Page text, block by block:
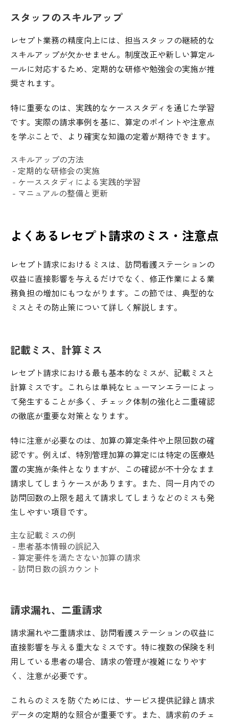
スタッフのスキルアップ
レセプト業務の精度向上には、担当スタッフの継続的な
スキルアップが欠かせません。制度改正や新しい算定ル
ールに対応するため、定期的な研修や勉強会の実施が推
奨されます。
特に重要なのは、実践的なケーススタディを通じた学習
です。実際の請求事例を基に、算定のポイントや注意点
を学ぶことで、より確実な知識の定着が期待できます。
スキルアップの方法
- 定期的な研修会の実施
- ケーススタディによる実践的学習
- マニュアルの整備と更新
よくあるレセプト請求のミス・注意点
レセプト請求におけるミスは、訪問看護ステーションの
収益に直接影響を与えるだけでなく、修正作業による業
務負担の増加にもつながります。この節では、典型的な
ミスとその防止策について詳しく解説します。
記載ミス、計算ミス
レセプト請求における最も基本的なミスが、記載ミスと
計算ミスです。これらは単純なヒューマンエラーによっ
て発生することが多く、チェック体制の強化と二重確認
の徹底が重要な対策となります。
特に注意が必要なのは、加算の算定条件や上限回数の確
認です。例えば、特別管理加算の算定には特定の医療処
置の実施が条件となりますが、この確認が不十分なまま
請求してしまうケースがあります。また、同一月内での
訪問回数の上限を超えて請求してしまうなどのミスも発
生しやすい項目です。
主な記載ミスの例
- 患者基本情報の誤記入
- 算定要件を満たさない加算の請求
- 訪問日数の誤カウント
請求漏れ、二重請求
請求漏れや二重請求は、訪問看護ステーションの収益に
直接影響を与える重大なミスです。特に複数の保険を利
用している患者の場合、請求の管理が複雑になりやす
く、注意が必要です。
これらのミスを防ぐためには、サービス提供記録と請求
データの定期的な照合が重要です。また、請求前のチェ